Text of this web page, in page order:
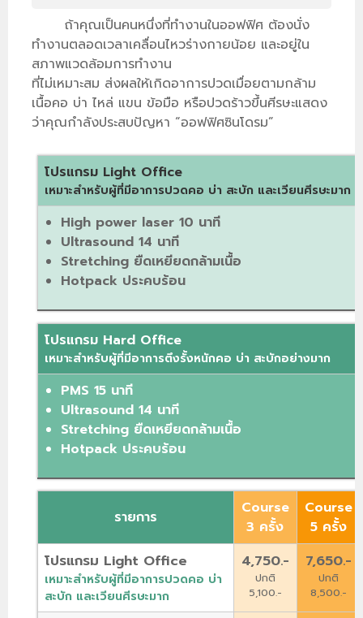
ถ้าคุณเป็นคนหนึ่งที่ทำงานในออฟฟิศ ต้องนั่ง
ทำงานตลอดเวลาเคลื่อนไหวร่างกายน้อย และอยู่ใน
สภาพแวดล้อมการทำงาน
ที่ไม่เหมาะสม ส่งผลให้เกิดอาการปวดเมื่อยตามกล้าม
เนื้อคอ บ่า ไหล่ แขน ข้อมือ หรือปวดร้าวขึ้นศีรษะแสดง
ว่าคุณกำลังประสบปัญหา “ออฟฟิศซินโดรม”
โปรแกรม Light Office
เหมาะสำหรับผู้ที่มีอาการปวดคอ บ่า สะบัก และเวียนศีรษะมาก
High power laser 10 นาที
Ultrasound 14 นาที
Stretching ยืดเหยียดกล้ามเนื้อ
Hotpack ประคบร้อน
โปรแกรม Hard Office
เหมาะสำหรับผู้ที่มีอาการตึงรั้งหนักคอ บ่า สะบักอย่างมาก
PMS 15 นาที
Ultrasound 14 นาที
Stretching ยืดเหยียดกล้ามเนื้อ
Hotpack ประคบร้อน
รายการ
Course
3 ครั้ง
Course
5 ครั้ง
โปรแกรม Light Office
เหมาะสำหรับผู้ที่มีอาการปวดคอ บ่า
สะบัก และเวียนศีรษะมาก
4,750.-
ปกติ
5,100.-
7,650.-
ปกติ
8,500.-